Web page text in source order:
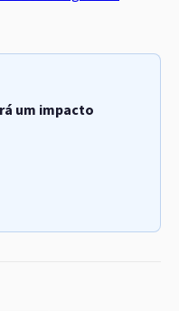
um impacto